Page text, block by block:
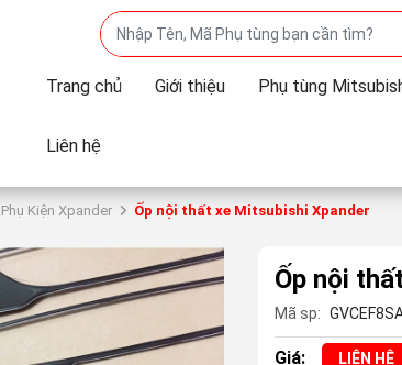
Trang chủ Giới thiệu Phụ tùng
Liên hệ
Phụ Kiện Xpander Ốp nội thất xe Mitsubishi Xpander
Ốp nội
Mã sp:
Giá: LIÊN HỆ